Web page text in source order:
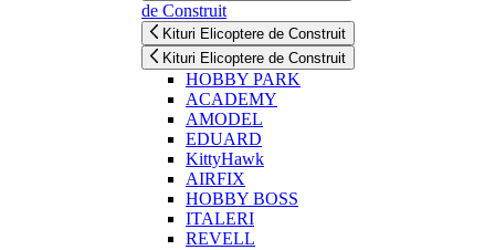
de Construit
Kituri Elicoptere de Construit
Kituri Elicoptere de Construit
HOBBY PARK
ACADEMY
AMODEL
EDUARD
KittyHawk
AIRFIX
HOBBY BOSS
ITALERI
REVELL